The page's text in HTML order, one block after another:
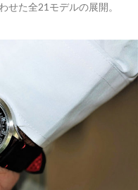
せた全21モデルの展開。